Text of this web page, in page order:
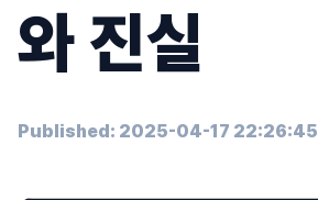
와 진실
Published: 2025-04-17 22:26:45